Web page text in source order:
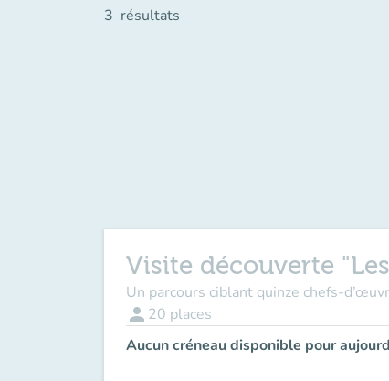
3 résultats
Visite découverte
Un parcours ciblant quinze chefs-
person 20 places
Aucun créneau disponible pour